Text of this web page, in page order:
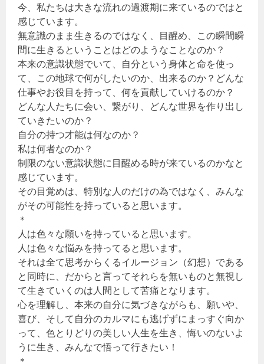
今、私たちは大きな流れの過渡期に来ているのではと
感じています。
無意識のまま生きるのではなく、目醒め、この瞬間瞬
間に生きるということはどのようなことなのか？
本来の意識状態でいて、自分という身体と命を使っ
て、この地球で何がしたいのか、出来るのか？どんな
仕事やお役目を持って、何を貢献していけるのか？
どんな人たちに会い、繋がり、どんな世界を作り出し
ていきたいのか？
自分の持つ才能は何なのか？
私は何者なのか？
制限のない意識状態に目醒める時が来ているのかなと
感じています。
その目覚めは、特別な人のだけの為ではなく、みんな
がその可能性を持っていると思います。
＊
人は色々な願いを持っていると思います。
人は色々な悩みを持ってると思います。
それは全て思考からくるイルージョン（幻想）である
と同時に、だからと言ってそれらを無いものと無視し
て生きていくのは人間として苦痛となります。
心を理解し、本来の自分に気づきながらも、願いや、
喜び、そして自分のカルマにも逃げずにまっすぐ向か
って、色とりどりの美しい人生を生き、悔いのないよ
うに生き、みんなで悟って行きたい！
＊